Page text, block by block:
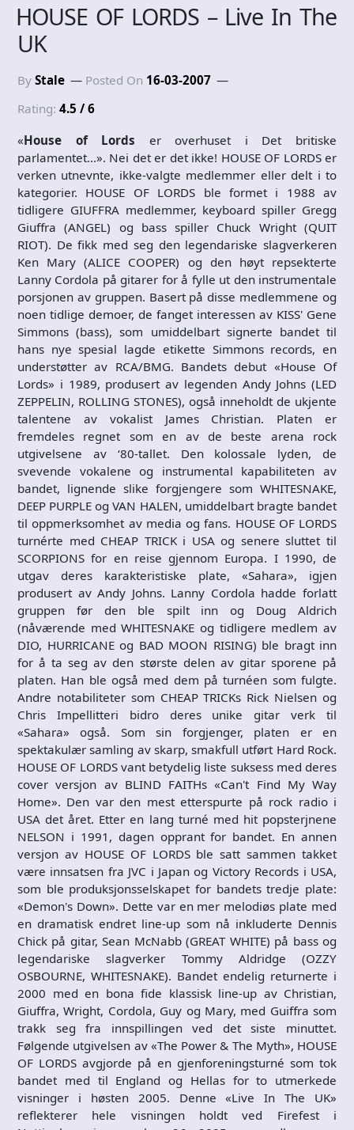
HOUSE OF LORDS – Live In The
UK
By Stale Posted On 16-03-2007
Rating: 4.5 / 6
«House of Lords er overhuset i Det britiske
parlamentet…». Nei det er det ikke! HOUSE OF LORDS er
verken utnevnte, ikke-valgte medlemmer eller delt i to
kategorier. HOUSE OF LORDS ble formet i 1988 av
tidligere GIUFFRA medlemmer, keyboard spiller Gregg
Giuffra (ANGEL) og bass spiller Chuck Wright (QUIT
RIOT). De fikk med seg den legendariske slagverkeren
Ken Mary (ALICE COOPER) og den høyt repsekterte
Lanny Cordola på gitarer for å fylle ut den instrumentale
porsjonen av gruppen. Basert på disse medlemmene og
noen tidlige demoer, de fanget interessen av KISS' Gene
Simmons (bass), som umiddelbart signerte bandet til
hans nye spesial lagde etikette Simmons records, en
understøtter av RCA/BMG. Bandets debut «House Of
Lords» i 1989, produsert av legenden Andy Johns (LED
ZEPPELIN, ROLLING STONES), også inneholdt de ukjente
talentene av vokalist James Christian. Platen er
fremdeles regnet som en av de beste arena rock
utgivelsene av ‘80-tallet. Den kolossale lyden, de
svevende vokalene og instrumental kapabiliteten av
bandet, lignende slike forgjengere som WHITESNAKE,
DEEP PURPLE og VAN HALEN, umiddelbart bragte bandet
til oppmerksomhet av media og fans. HOUSE OF LORDS
turnérte med CHEAP TRICK i USA og senere sluttet til
SCORPIONS for en reise gjennom Europa. I 1990, de
utgav deres karakteristiske plate, «Sahara», igjen
produsert av Andy Johns. Lanny Cordola hadde forlatt
gruppen før den ble spilt inn og Doug Aldrich
(nåværende med WHITESNAKE og tidligere medlem av
DIO, HURRICANE og BAD MOON RISING) ble bragt inn
for å ta seg av den største delen av gitar sporene på
platen. Han ble også med dem på turnéen som fulgte.
Andre notabiliteter som CHEAP TRICKs Rick Nielsen og
Chris Impellitteri bidro deres unike gitar verk til
«Sahara» også. Som sin forgjenger, platen er en
spektakulær samling av skarp, smakfull utført Hard Rock.
HOUSE OF LORDS vant betydelig liste suksess med deres
cover versjon av BLIND FAITHs «Can't Find My Way
Home». Den var den mest etterspurte på rock radio i
USA det året. Etter en lang turné med hit popsterjnene
NELSON i 1991, dagen opprant for bandet. En annen
versjon av HOUSE OF LORDS ble satt sammen takket
være innsatsen fra JVC i Japan og Victory Records i USA,
som ble produksjonsselskapet for bandets tredje plate:
«Demon's Down». Dette var en mer melodiøs plate med
en dramatisk endret line-up som nå inkluderte Dennis
Chick på gitar, Sean McNabb (GREAT WHITE) på bass og
legendariske slagverker Tommy Aldridge (OZZY
OSBOURNE, WHITESNAKE). Bandet endelig returnerte i
2000 med en bona fide klassisk line-up av Christian,
Giuffra, Wright, Cordola, Guy og Mary, med Guiffra som
trakk seg fra innspillingen ved det siste minuttet.
Følgende utgivelsen av «The Power & The Myth», HOUSE
OF LORDS avgjorde på en gjenforeningsturné som tok
bandet med til England og Hellas for to utmerkede
visninger i høsten 2005. Denne «Live In The UK»
reflekterer hele visningen holdt ved Firefest i